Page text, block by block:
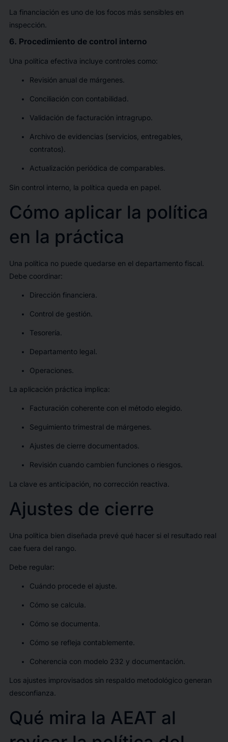
La financiación es uno de los focos más sensibles en
inspección.
6. Procedimiento de control interno
Una política efectiva incluye controles como:
Revisión anual de márgenes.
Conciliación con contabilidad.
Validación de facturación intragrupo.
Archivo de evidencias (servicios, entregables,
contratos).
Actualización periódica de comparables.
Sin control interno, la política queda en papel.
Cómo aplicar la política
en la práctica
Una política no puede quedarse en el departamento fiscal.
Debe coordinar:
Dirección financiera.
Control de gestión.
Tesorería.
Departamento legal.
Operaciones.
La aplicación práctica implica:
Facturación coherente con el método elegido.
Seguimiento trimestral de márgenes.
Ajustes de cierre documentados.
Revisión cuando cambien funciones o riesgos.
La clave es anticipación, no corrección reactiva.
Ajustes de cierre
Una política bien diseñada prevé qué hacer si el resultado real
cae fuera del rango.
Debe regular:
Cuándo procede el ajuste.
Cómo se calcula.
Cómo se documenta.
Cómo se refleja contablemente.
Coherencia con modelo 232 y documentación.
Los ajustes improvisados sin respaldo metodológico generan
desconfianza.
Qué mira la AEAT al